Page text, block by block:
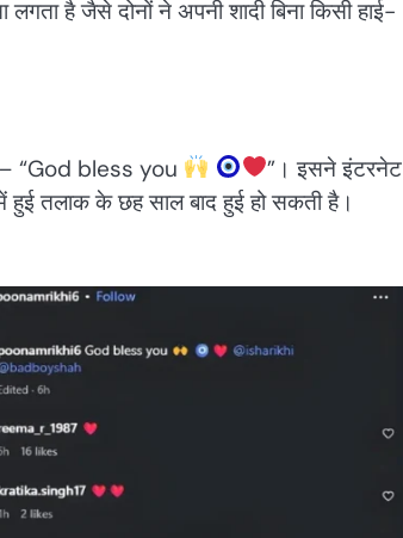
है जैसे दोनों ने अपनी शादी बिना किसी हाई-
– “God bless you
”। इसने इंटरनेट
हुई तलाक के छह साल बाद हुई हो सकती है।